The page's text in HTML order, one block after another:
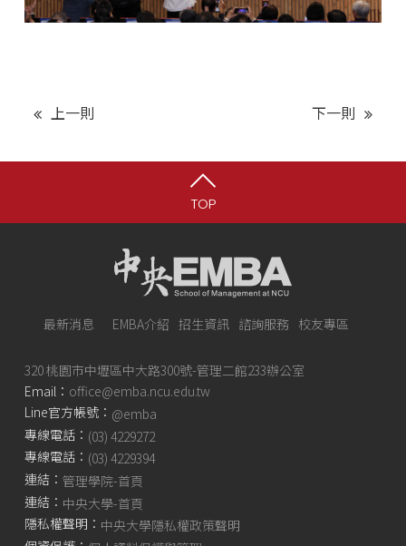
上一則 下一則
TOP
最新消息 EMBA介紹 招生資訊 諮詢服務 校友專區
320 桃園市中壢區中大路300號-管理二館233辦公室
Email： office@emba.ncu.edu.tw
Line官方帳號： @emba
專線電話： (03) 4229272
專線電話： (03) 4229394
連結： 管理學院-首頁
連結： 中央大學-首頁
隱私權聲明： 中央大學隱私權政策聲明